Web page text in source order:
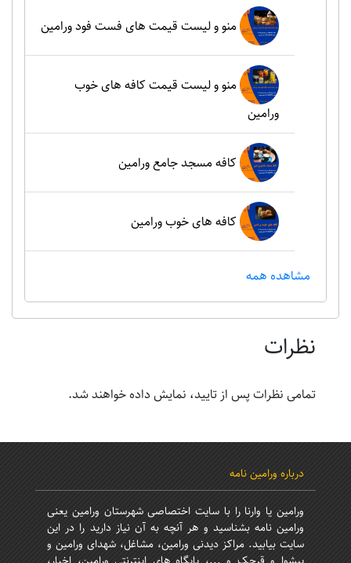
منو و لیست قیمت های فست فود ورامین
منو و لیست قیمت کافه های خوب
ورامین
کافه مسجد جامع ورامین
کافه های خوب ورامین
مشاهده همه
نظرات
تمامی نظرات پس از تایید، نمایش داده خواهند شد.
درباره ورامین نامه
ورامین یا وارنا را با سایت اختصاصی شهرستان ورامین یعنی
ورامین نامه بشناسید و هر آنچه به آن نیاز دارید را در این
سایت بیابید. مراکز دیدنی ورامین، مشاغل، شهدای ورامین و